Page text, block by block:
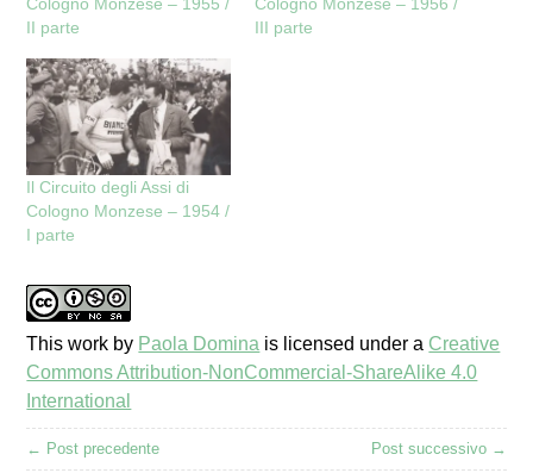
II parte
III parte
Il Circuito degli Assi di
Cologno Monzese – 1954 /
I parte
This work by Paola Domina is licensed under a Creative
Commons Attribution-NonCommercial-ShareAlike 4.0
International
← Post precedente Post successivo →